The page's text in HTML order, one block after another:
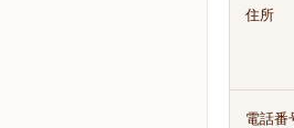
住所
電話番